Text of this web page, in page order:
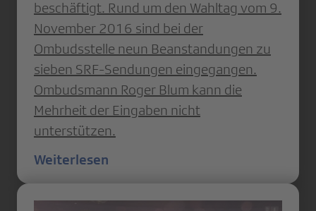
beschäftigt. Rund um den Wahltag vom 9.
November 2016 sind bei der
Ombudsstelle neun Beanstandungen zu
sieben SRF-Sendungen eingegangen.
Ombudsmann Roger Blum kann die
Mehrheit der Eingaben nicht
unterstützen.
Weiterlesen